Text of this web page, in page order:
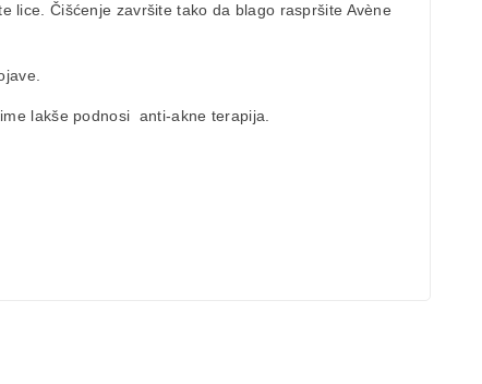
lice. Čišćenje završite tako da blago raspršite Avène
lakše podnosi anti-akne terapija.